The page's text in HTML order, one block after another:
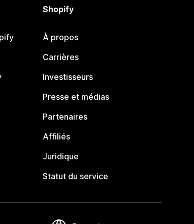
Shopify
À propos
Carrières
Investisseurs
Presse et médias
Partenaires
Affiliés
Juridique
Statut du service